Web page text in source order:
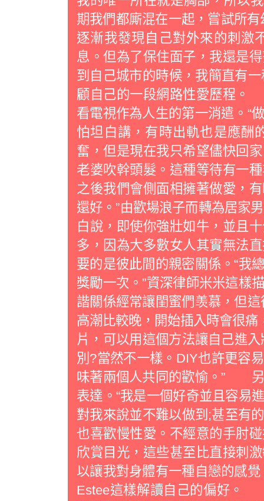
期我們都廝混在一起，嘗試所
逐漸我發現自己對外來的刺激
息。但為了保住面子，我還是
到自己城市的時候，我簡直有
顧自己的一段網路性愛歷程
看電視作為人生的第一消遣。“
怕坦白講，有時出軌也是應酬
奮，但是現在我只希望儘快回
老婆吹幹頭髮。這種等待有一
之後我們會側面相擁著做愛，
還好。”由歡場浪子而轉為
白說，即使你強壯如牛，並且
多，因為大多數女人其實無法
要的是彼此間的親密關係。“我
獎勵一次。”資深律師米米這
諧關係經常讓閨蜜們羡慕，但
高潮比較晚，開始插入時會很
片，可以用這個方法讓自己進
別?當然不一樣。DIY也許更容
味著兩個人共同的歡愉。” 另
表達。“我是一個好奇並且容易
對我來說並不難以做到;甚至有
也喜歡慢性愛。不經意的手肘
欣賞目光，這些甚至比直接刺
以讓我對身體有一種自戀的感
Estee這樣解讀自己的偏好